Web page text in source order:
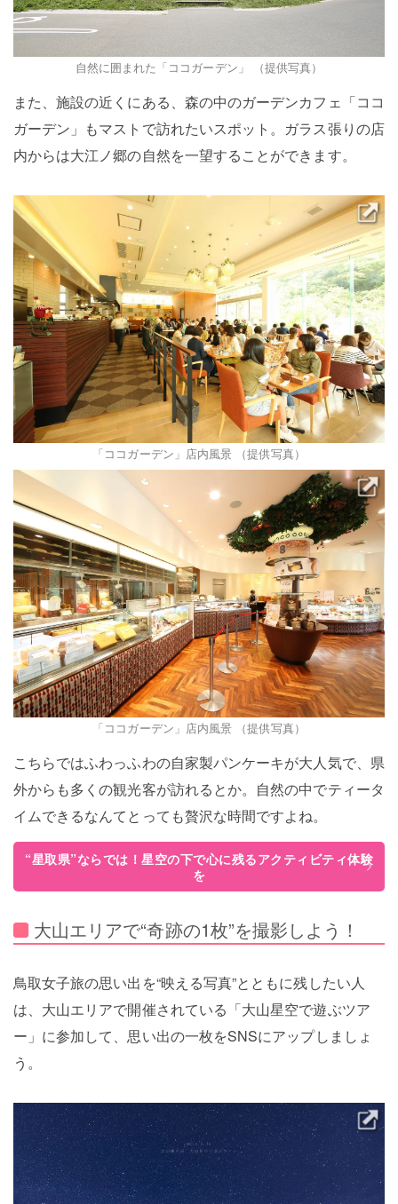
自然に囲まれた「ココガーデン」 （提供写真）
また、施設の近くにある、森の中のガーデンカフェ「ココ
ガーデン」もマストで訪れたいスポット。ガラス張りの店
内からは大江ノ郷の自然を一望することができます。
「ココガーデン」店内風景 （提供写真）
「ココガーデン」店内風景 （提供写真）
こちらではふわっふわの自家製パンケーキが大人気で、県
外からも多くの観光客が訪れるとか。自然の中でティータ
イムできるなんてとっても贅沢な時間ですよね。
“星取県”ならでは！星空の下で心に残るアクティビティ体験
を
大山エリアで“奇跡の1枚”を撮影しよう！
鳥取女子旅の思い出を“映える写真”とともに残したい人
は、大山エリアで開催されている「大山星空で遊ぶツア
ー」に参加して、思い出の一枚をSNSにアップしましょ
う。